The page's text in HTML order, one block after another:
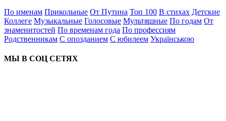
По именам Прикольные От Путина Топ 100 В стихах Детские
Коллеге Музыкальные Голосовые Мультяшные По годам От
знаменитостей По временам года По профессиям
Родственникам С опозданием С юбилеем Українською
МЫ В СОЦ СЕТЯХ